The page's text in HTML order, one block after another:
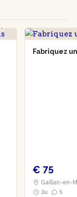
Fabriquez
€ 75
Gaillan-en-
3u
5